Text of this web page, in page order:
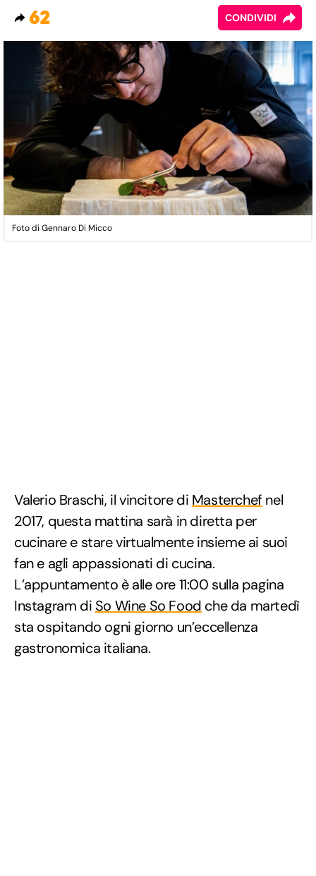
62 CONDIVIDI
Foto di Gennaro Di Micco
Valerio Braschi, il vincitore di Masterchef nel
2017, questa mattina sarà in diretta per
cucinare e stare virtualmente insieme ai suoi
fan e agli appassionati di cucina.
L’appuntamento è alle ore 11:00 sulla pagina
Instagram di So Wine So Food che da martedì
sta ospitando ogni giorno un’eccellenza
gastronomica italiana.